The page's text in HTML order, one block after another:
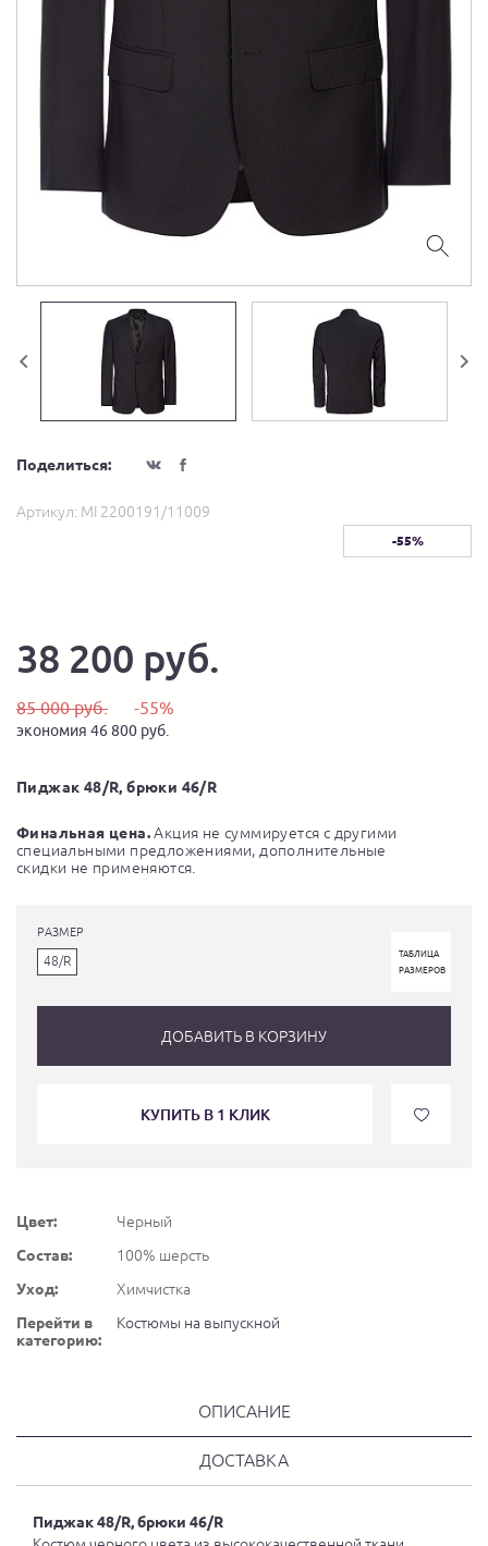
Поделиться:
Артикул: MI 2200191/11009
-55%
38 200 руб.
85 000 руб. -55%
экономия 46 800 руб.
Пиджак 48/R, брюки 46/R
Финальная цена.Акция не суммируется с другими
специальными предложениями, дополнительные
скидки не применяются.
РАЗМЕР
48/R
ТАБЛИЦА
РАЗМЕРОВ
ДОБАВИТЬ В КОРЗИНУ
КУПИТЬ В 1 КЛИК
Цвет:
Черный
Состав:
100% шерсть
Уход:
Химчистка
Перейти в
категорию:
Костюмы на выпускной
ОПИСАНИЕ
ДОСТАВКА
Пиджак 48/R, брюки 46/R